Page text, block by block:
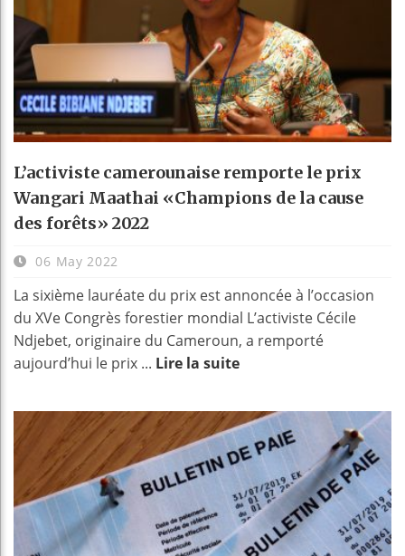
L’activiste camerounaise remporte le prix
Wangari Maathai «Champions de la cause
des forêts» 2022
06 May 2022
La sixième lauréate du prix est annoncée à l’occasion
du XVe Congrès forestier mondial L’activiste Cécile
Ndjebet, originaire du Cameroun, a remporté
aujourd’hui le prix ... Lire la suite